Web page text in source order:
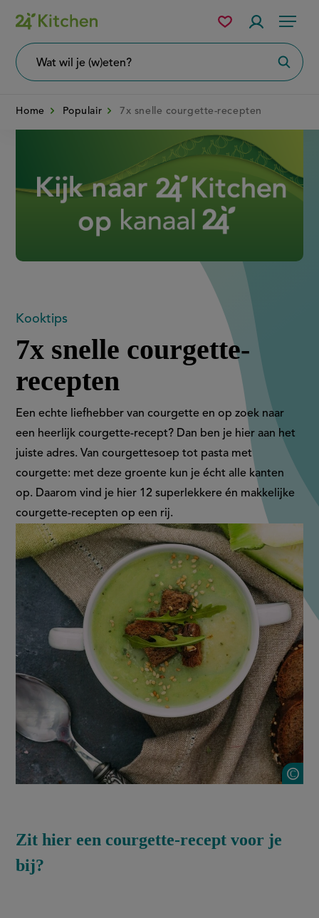
Overslaan
en
naar
Menu
wil
Mijn
bewaarde
Home Populair 7x snelle courgette-recepten
7x
snelle
courgette-
recepten
Kooktips
7x snelle courgette-
recepten
Een echte liefhebber van courgette en op zoek naar
een heerlijk courgette-recept? Dan ben je hier aan het
juiste adres. Van courgettesoep tot pasta met
courgette: met deze groente kun je écht alle kanten
op. Daarom vind je hier 12 superlekkere én makkelijke
courgette-recepten op een rij.
Zit hier een courgette-recept voor je
bij?